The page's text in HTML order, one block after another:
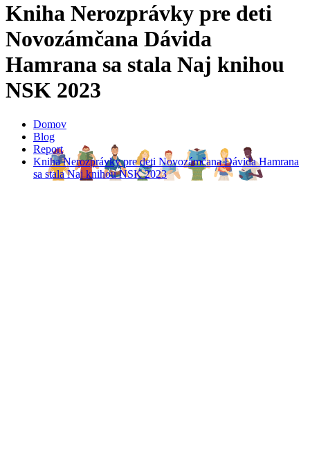
Kniha Nerozprávky pre deti
Novozámčana Dávida
Hamrana sa stala Naj knihou
NSK 2023
Domov
Blog
Report
Kniha Nerozprávky pre deti Novozámčana Dávida Hamrana
sa stala Naj knihou NSK 2023